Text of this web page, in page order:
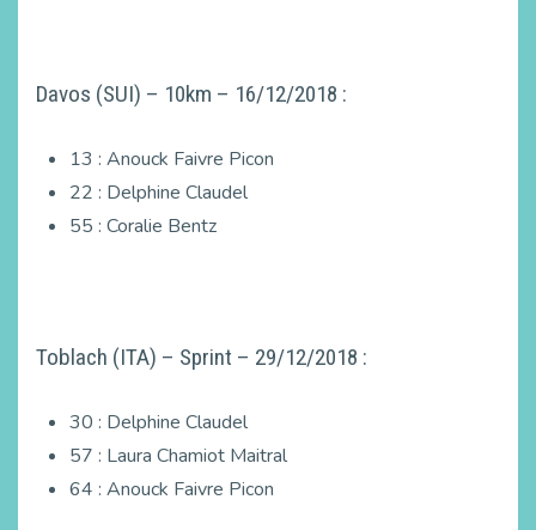
Davos (SUI) – 10km – 16/12/2018 :
13 : Anouck Faivre Picon
22 : Delphine Claudel
55 : Coralie Bentz
Toblach (ITA) – Sprint – 29/12/2018 :
30 : Delphine Claudel
57 : Laura Chamiot Maitral
64 : Anouck Faivre Picon